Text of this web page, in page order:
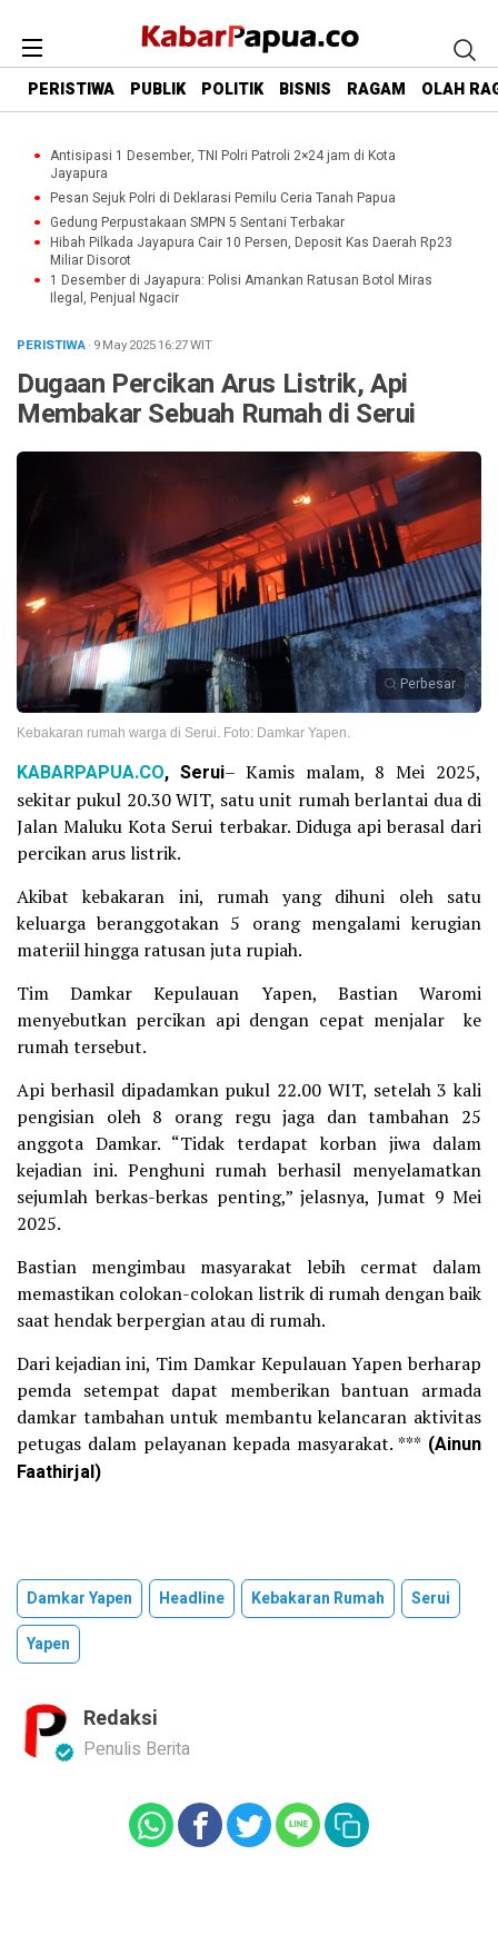
PERISTIWA PUBLIK POLITIK BISNIS RAGAM OLAH
Antisipasi 1 Desember, TNI Polri Patroli 2×24 jam di Kota
Jayapura
Pesan Sejuk Polri di Deklarasi Pemilu Ceria Tanah Papua
Gedung Perpustakaan SMPN 5 Sentani Terbakar
Hibah Pilkada Jayapura Cair 10 Persen, Deposit Kas Daerah Rp23
Miliar Disorot
1 Desember di Jayapura: Polisi Amankan Ratusan Botol Miras
Ilegal, Penjual Ngacir
PERISTIWA· 9 May 202516:27WIT
Dugaan Percikan Arus Listrik, Api
Membakar Sebuah Rumah di Serui
Perbesar
Kebakaran rumah warga di Serui. Foto: Damkar Yapen.
KABARPAPUA.CO, Serui– Kamis malam, 8 Mei 2025,
sekitar pukul 20.30 WIT, satu unit rumah berlantai dua di
Jalan Maluku Kota Serui terbakar. Diduga api berasal dari
percikan arus listrik.
Akibat kebakaran ini, rumah yang dihuni oleh satu
keluarga beranggotakan 5 orang mengalami kerugian
materiil hingga ratusan juta rupiah.
Tim Damkar Kepulauan Yapen, Bastian Waromi
menyebutkan percikan api dengan cepat menjalar ke
rumah tersebut.
Api berhasil dipadamkan pukul 22.00 WIT, setelah 3 kali
pengisian oleh 8 orang regu jaga dan tambahan 25
anggota Damkar. “Tidak terdapat korban jiwa dalam
kejadian ini. Penghuni rumah berhasil menyelamatkan
sejumlah berkas-berkas penting,” jelasnya, Jumat 9 Mei
2025.
Bastian mengimbau masyarakat lebih cermat dalam
memastikan colokan-colokan listrik di rumah dengan baik
saat hendak berpergian atau di rumah.
Dari kejadian ini, Tim Damkar Kepulauan Yapen berharap
pemda setempat dapat memberikan bantuan armada
damkar tambahan untuk membantu kelancaran aktivitas
petugas dalam pelayanan kepada masyarakat. *** (Ainun
Faathirjal)
Damkar Yapen Headline Kebakaran Rumah
Serui
Yapen
Redaksi
Penulis Berita